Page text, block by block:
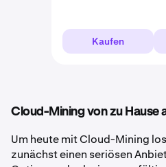
Kaufen
Cloud-Mining von zu Hause
Um heute mit Cloud-Mining
zunächst einen seriösen